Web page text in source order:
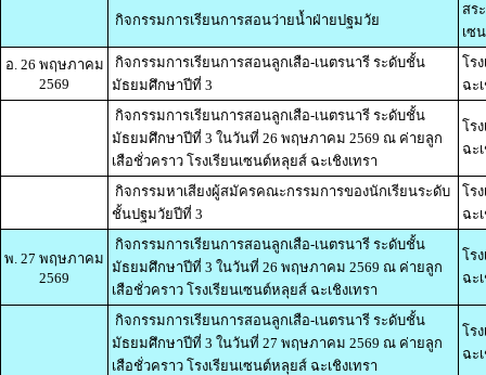
กิจกรรมการเรียนการสอนว่ายน้ำฝ่ายปฐมวัย
สร
เซ
อ. 26 พฤษภาคม
2569
กิจกรรมการเรียนการสอนลูกเสือ-เนตรนารี ระดับชั้น
มัธยมศึกษาปีที่ 3
โร
ฉะ
กิจกรรมการเรียนการสอนลูกเสือ-เนตรนารี ระดับชั้น
มัธยมศึกษาปีที่ 3 ในวันที่ 26 พฤษภาคม 2569 ณ ค่ายลูก
เสือชั่วคราว โรงเรียนเซนต์หลุยส์ ฉะเชิงเทรา
โร
ฉะ
กิจกรรมหาเสียงผู้สมัครคณะกรรมการของนักเรียนระดับ
ชั้นปฐมวัยปีที่ 3
โร
ฉะ
พ. 27 พฤษภาคม
2569
กิจกรรมการเรียนการสอนลูกเสือ-เนตรนารี ระดับชั้น
มัธยมศึกษาปีที่ 3 ในวันที่ 26 พฤษภาคม 2569 ณ ค่ายลูก
เสือชั่วคราว โรงเรียนเซนต์หลุยส์ ฉะเชิงเทรา
โร
ฉะ
กิจกรรมการเรียนการสอนลูกเสือ-เนตรนารี ระดับชั้น
มัธยมศึกษาปีที่ 3 ในวันที่ 27 พฤษภาคม 2569 ณ ค่ายลูก
เสือชั่วคราว โรงเรียนเซนต์หลุยส์ ฉะเชิงเทรา
โร
ฉะ